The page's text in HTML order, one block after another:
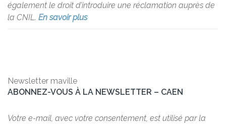
également le droit d’introduire une réclamation auprès de
la CNIL. En savoir plus
Newsletter maville
ABONNEZ-VOUS À LA NEWSLETTER – CAEN
Votre e-mail, avec votre consentement, est utilisé par la